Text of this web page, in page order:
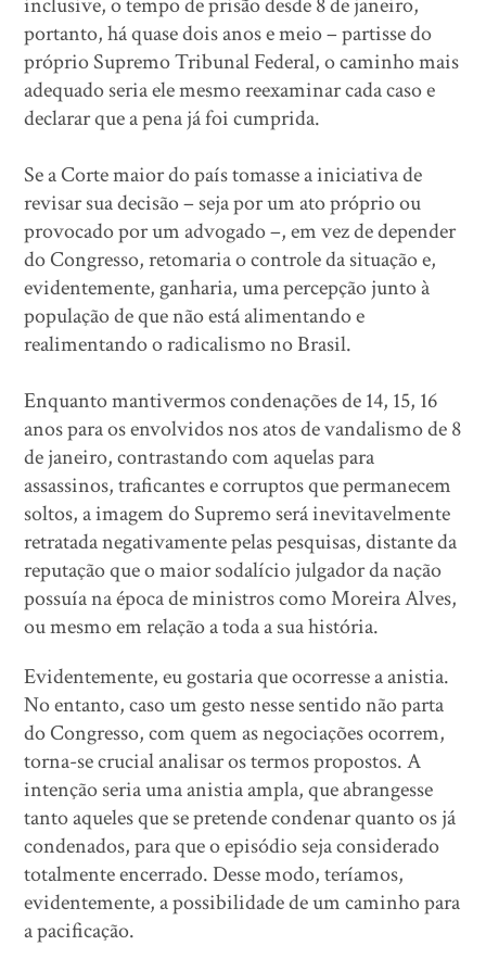
portanto, há quase dois anos e meio – partisse do
próprio Supremo Tribunal Federal, o caminho mais
adequado seria ele mesmo reexaminar cada caso e
declarar que a pena já foi cumprida.
Se a Corte maior do país tomasse a iniciativa de
revisar sua decisão – seja por um ato próprio ou
provocado por um advogado –, em vez de depender
do Congresso, retomaria o controle da situação e,
evidentemente, ganharia, uma percepção junto à
população de que não está alimentando e
realimentando o radicalismo no Brasil.
Enquanto mantivermos condenações de 14, 15, 16
anos para os envolvidos nos atos de vandalismo de 8
de janeiro, contrastando com aquelas para
assassinos, traficantes e corruptos que permanecem
soltos, a imagem do Supremo será inevitavelmente
retratada negativamente pelas pesquisas, distante da
reputação que o maior sodalício julgador da nação
possuía na época de ministros como Moreira Alves,
ou mesmo em relação a toda a sua história.
Evidentemente, eu gostaria que ocorresse a anistia.
No entanto, caso um gesto nesse sentido não parta
do Congresso, com quem as negociações ocorrem,
torna-se crucial analisar os termos propostos. A
intenção seria uma anistia ampla, que abrangesse
tanto aqueles que se pretende condenar quanto os já
condenados, para que o episódio seja considerado
totalmente encerrado. Desse modo, teríamos,
evidentemente, a possibilidade de um caminho para
a pacificação.